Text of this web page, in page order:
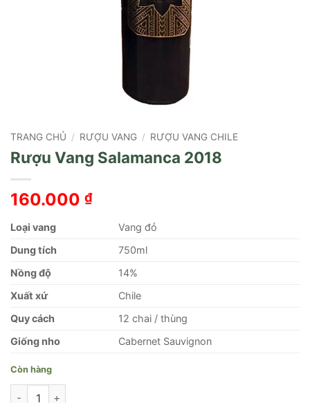
TRANG CHỦ / RƯỢU VANG / RƯỢU VANG CHILE
Rượu Vang Salamanca 2018
160.000 ₫
Loại vang
Vang đỏ
Dung tích
750ml
Nồng độ
14%
Xuất xứ
Chile
Quy cách
12 chai / thùng
Giống nho
Cabernet Sauvignon
Còn hàng
Rượu Vang Salamanca 2018 số lượng